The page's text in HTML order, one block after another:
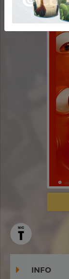
MINIONS
INFO